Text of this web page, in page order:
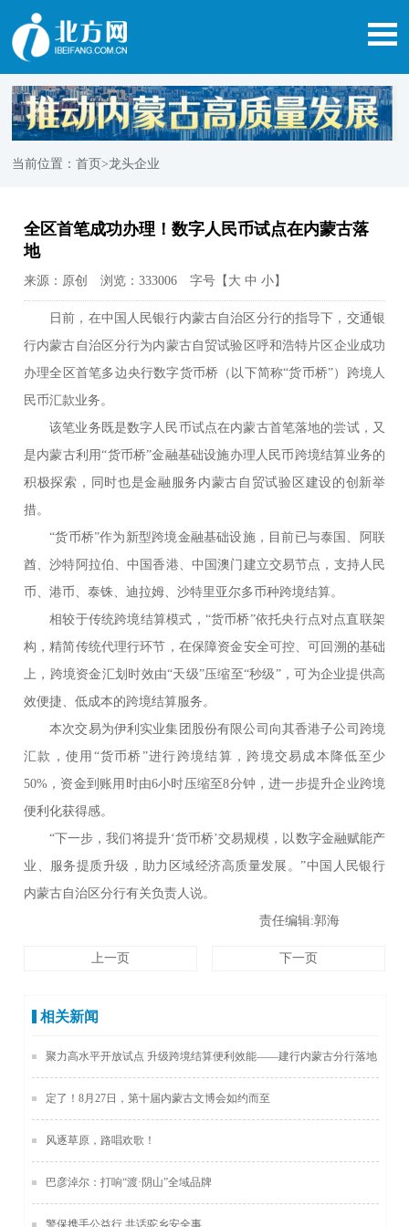
当前位置：首页>龙头企业
全区首笔成功办理！数字人民币试点在内蒙古落
地
来源：原创 浏览：333006 字号【 大 中 小】
日前，在中国人民银行内蒙古自治区分行的指导下，交通银
行内蒙古自治区分行为内蒙古自贸试验区呼和浩特片区企业成功
办理全区首笔多边央行数字货币桥（以下简称“货币桥”）跨境人
民币汇款业务。
该笔业务既是数字人民币试点在内蒙古首笔落地的尝试，又
是内蒙古利用“货币桥”金融基础设施办理人民币跨境结算业务的
积极探索，同时也是金融服务内蒙古自贸试验区建设的创新举
措。
“货币桥”作为新型跨境金融基础设施，目前已与泰国、阿联
酋、沙特阿拉伯、中国香港、中国澳门建立交易节点，支持人民
币、港币、泰铢、迪拉姆、沙特里亚尔多币种跨境结算。
相较于传统跨境结算模式，“货币桥”依托央行点对点直联架
构，精简传统代理行环节，在保障资金安全可控、可回溯的基础
上，跨境资金汇划时效由“天级”压缩至“秒级”，可为企业提供高
效便捷、低成本的跨境结算服务。
本次交易为伊利实业集团股份有限公司向其香港子公司跨境
汇款，使用“货币桥”进行跨境结算，跨境交易成本降低至少
50%，资金到账用时由6小时压缩至8分钟，进一步提升企业跨境
便利化获得感。
“下一步，我们将提升‘货币桥’交易规模，以数字金融赋能产
业、服务提质升级，助力区域经济高质量发展。”中国人民银行
内蒙古自治区分行有关负责人说。
责任编辑:郭海
上一页 下一页
相关新闻
聚力高水平开放试点 升级跨境结算便利效能——建行内蒙古分行落地
全区首笔跨境贸易高水平开放试点轧差结算业务
定了！8月27日，第十届内蒙古文博会如约而至
风逐草原，路唱欢歌！
巴彦淖尔：打响“渡·阴山”全域品牌
警保携手公益行 共话驼乡安全事